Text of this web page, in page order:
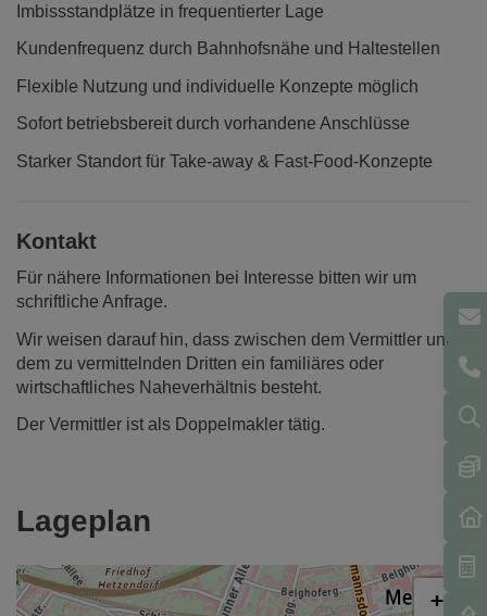
Imbissstandplätze in frequentierter Lage
Kundenfrequenz durch Bahnhofsnähe und Haltestellen
Flexible Nutzung und individuelle Konzepte möglich
Sofort betriebsbereit durch vorhandene Anschlüsse
Starker Standort für Take-away & Fast-Food-Konzepte
Kontakt
Für nähere Informationen bei Interesse bitten wir um
schriftliche Anfrage.
Wir weisen darauf hin, dass zwischen dem Vermittler und
dem zu vermittelnden Dritten ein familiäres oder
wirtschaftliches Naheverhältnis besteht.
Der Vermittler ist als Doppelmakler tätig.
Lageplan
+